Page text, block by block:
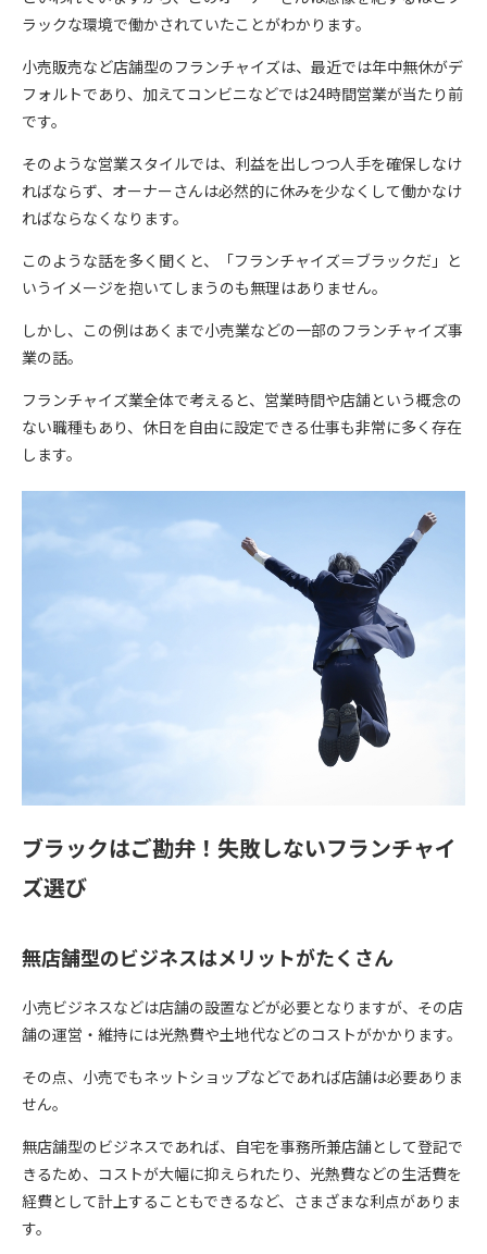
ラックな環境で働かされていたことがわかります。
小売販売など店舗型のフランチャイズは、最近では年中無休がデ
フォルトであり、加えてコンビニなどでは24時間営業が当たり前
です。
そのような営業スタイルでは、利益を出しつつ人手を確保しなけ
ればならず、オーナーさんは必然的に休みを少なくして働かなけ
ればならなくなります。
このような話を多く聞くと、「フランチャイズ＝ブラックだ」と
いうイメージを抱いてしまうのも無理はありません。
しかし、この例はあくまで小売業などの一部のフランチャイズ事
業の話。
フランチャイズ業全体で考えると、営業時間や店舗という概念の
ない職種もあり、休日を自由に設定できる仕事も非常に多く存在
します。
ブラックはご勘弁！失敗しないフランチャイ
ズ選び
無店舗型のビジネスはメリットがたくさん
小売ビジネスなどは店舗の設置などが必要となりますが、その店
舗の運営・維持には光熱費や土地代などのコストがかかります。
その点、小売でもネットショップなどであれば店舗は必要ありま
せん。
無店舗型のビジネスであれば、自宅を事務所兼店舗として登記で
きるため、コストが大幅に抑えられたり、光熱費などの生活費を
経費として計上することもできるなど、さまざまな利点がありま
す。